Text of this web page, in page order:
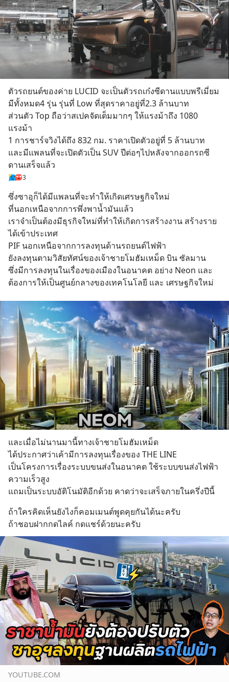
ตัวรถยนต์ของค่าย LUCID จะเป็นตัวรถเก๋งซีดานแบบพรีเมี่ยม
มีทั้งหมด4 รุ่น รุ่นที่ Low ที่สุดราคาอยู่ที่2.3 ล้านบาท
ส่วนตัว Top ถือว่าสเปคจัดเต็มมากๆ ให้แรงม้าถึง 1080
แรงม้า
1 การชาร์จวิงได้ถึง 832 กม. ราคาเปิดตัวอยู่ที่ 5 ล้านบาท
และมีแพลนที่จะเปิดตัวเป็น SUV ปีต่อๆไปหลังจากออกรถซี
ดานเสร็จแล้ว
3
ซึ่งซาอุก็ได้มีแพลนที่จะทำให้เกิดเศรษฐกิจใหม่
ที่นอกเหนือจากการพึ่งพาน้ำมันแล้ว
เราจำเป็นต้องมีธุรกิจใหม่ที่ทำให้เกิดการสร้างงาน สร้างราย
ได้เข้าประเทศ
PIF นอกเหนือจากการลงทุนด้านรถยนต์ไฟฟ้า
ยังลงทุนตามวิสัยทัศน์ของเจ้าชายโมฮัมเหม็ด บิน ซัลมาน
ซึ่งมีการลงทุนในเรื่องของเมืองในอนาคต อย่าง Neon และ
ต้องการให้เป็นศูนย์กลางของเทคโนโลยี และ เศรษฐกิจใหม่
และเมื่อไม่นานมานี้ทางเจ้าชายโมฮัมเหม็ด
ได้ประกาศว่าเค้ามีการลงทุนเรื่องของ THE LINE
เป็นโครงการเรื่องระบบขนส่งในอนาคต ใช้ระบบขนส่งไฟฟ้า
ความเร็วสูง
แถมเป็นระบบอัติโนมัติอีกด้วย คาดว่าจะเสร็จภายในครึ่งปีนี้
ถ้าใครคิดเห็นยังไงก็คอมเมนต์พูดคุยกันได้นะครับ
ถ้าชอบฝากกดไลค์ กดแชร์ด้วยนะครับ
YOUTUBE.COM